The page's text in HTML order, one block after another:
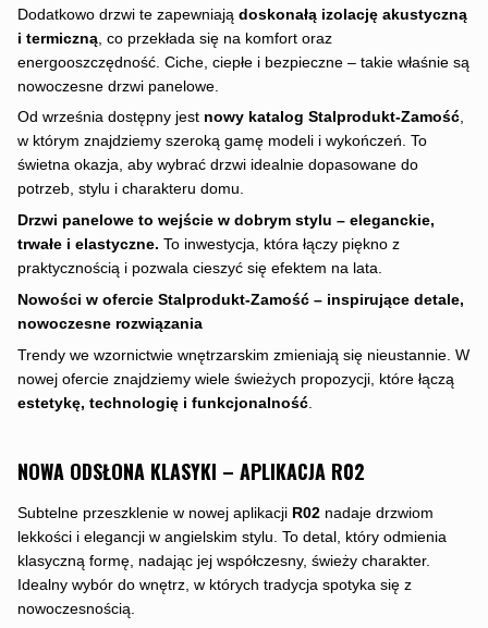
Dodatkowo drzwi te zapewniają doskonałą izolację akustyczną
i termiczną, co przekłada się na komfort oraz
energooszczędność. Ciche, ciepłe i bezpieczne – takie właśnie są
nowoczesne drzwi panelowe.
Od września dostępny jest nowy katalog Stalprodukt-Zamość,
w którym znajdziemy szeroką gamę modeli i wykończeń. To
świetna okazja, aby wybrać drzwi idealnie dopasowane do
potrzeb, stylu i charakteru domu.
Drzwi panelowe to wejście w dobrym stylu – eleganckie,
trwałe i elastyczne. To inwestycja, która łączy piękno z
praktycznością i pozwala cieszyć się efektem na lata.
Nowości w ofercie Stalprodukt-Zamość – inspirujące detale,
nowoczesne rozwiązania
Trendy we wzornictwie wnętrzarskim zmieniają się nieustannie. W
nowej ofercie znajdziemy wiele świeżych propozycji, które łączą
estetykę, technologię i funkcjonalność.
NOWA ODSŁONA KLASYKI – APLIKACJA R02
Subtelne przeszklenie w nowej aplikacji R02nadaje drzwiom
lekkości i elegancji w angielskim stylu. To detal, który odmienia
klasyczną formę, nadając jej współczesny, świeży charakter.
Idealny wybór do wnętrz, w których tradycja spotyka się z
nowoczesnością.